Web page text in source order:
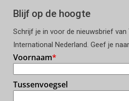
Blijf op de hoogte
Schrijf je in voor de nieuwsbrief van
International Nederland. Geef je